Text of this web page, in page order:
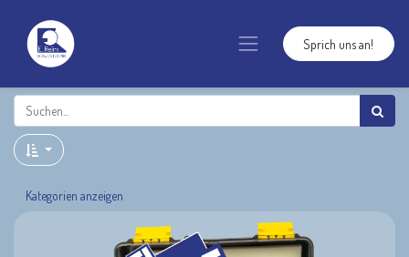
Sprich uns an!
Kategorien anzeigen